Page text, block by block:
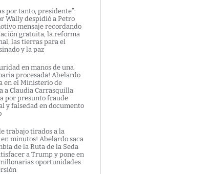
por tanto, presidente”:
Wally despidió a Petro
mensaje recordando
gratuita, la reforma
las tierras para el
y la paz
en manos de una
procesada! Abelardo
en el Ministerio de
a Claudia Carrasquilla
por presunto fraude
y falsedad en documento
trabajo tirados a la
minutos! Abelardo saca
de la Ruta de la Seda
a Trump y pone en
oportunidades